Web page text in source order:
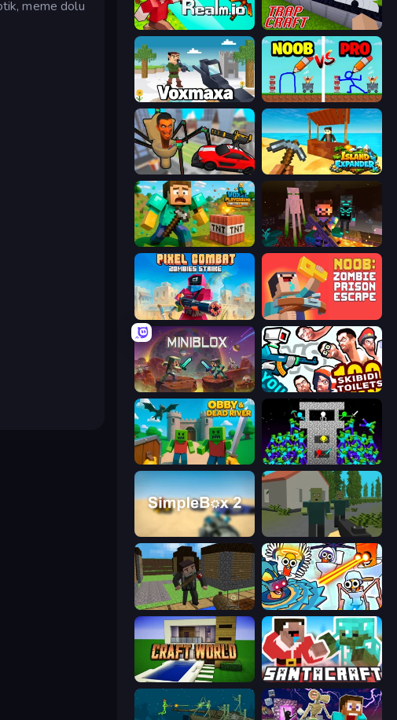
meme dolu
CubeRealm.io Trap Craft
Voxmaxa DOP Noob: Draw to Save
Cars vs Skibidi Toilet Island Expander
Voxel Playground: Ragdoll Noob ZombieCraft
Pixel Combat: Zombies Strike
Miniblox You vs 100 Skibidi Toilets
Obby & Dead River Stick Epic Fighter
Block Pixel Gun Apocalypse 3 Toilets Worms Shooter
Craft World SantaCraft